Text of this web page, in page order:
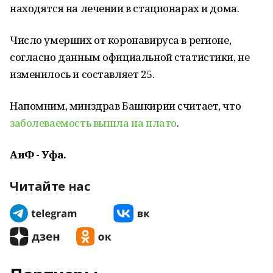
находятся на лечении в стационарах и дома.
Число умерших от коронавируса в регионе,
согласно данным официальной статистики, не
изменилось и составляет 25.
Напомним, минздрав Башкирии считает, что
заболеваемость вышла на плато.
АиФ - Уфа.
Читайте нас